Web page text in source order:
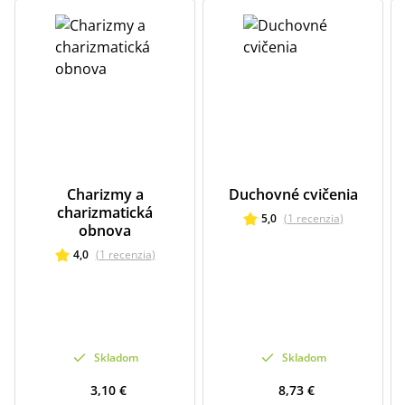
Charizmy a
charizmatická
obnova
4,0 (1 recenzia)
Skladom
3,10 €
Duchovné cvičenia
5,0 (1 recenzia)
Skladom
8,73 €